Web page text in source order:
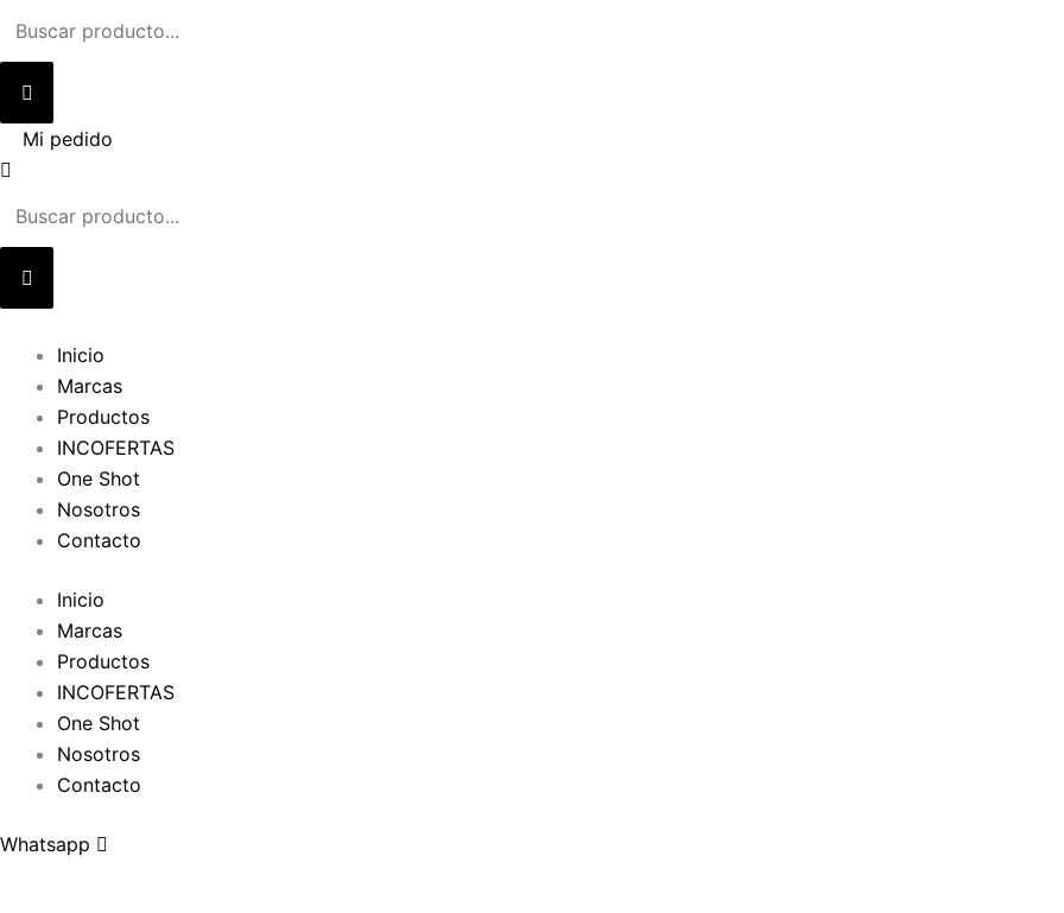
Mi pedido
Inicio
Marcas
Productos
INCOFERTAS
One Shot
Nosotros
Contacto
Inicio
Marcas
Productos
INCOFERTAS
One Shot
Nosotros
Contacto
Whatsapp